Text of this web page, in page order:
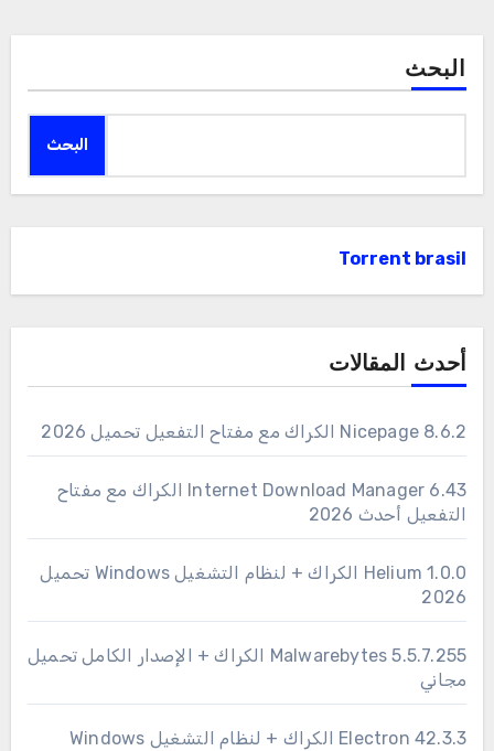
البحث
البحث
Torrent brasil
أحدث المقالات
Nicepage 8.6.2 الكراك مع مفتاح التفعيل تحميل 2026
6.43 Internet Download Manager الكراك مع مفتاح
التفعيل أحدث 2026
1.0.0 Helium الكراك + لنظام التشغيل Windows تحميل
2026
Malwarebytes 5.5.7.255 الكراك + الإصدار الكامل تحميل
مجاني
Electron 42.3.3 الكراك + لنظام التشغيل Windows